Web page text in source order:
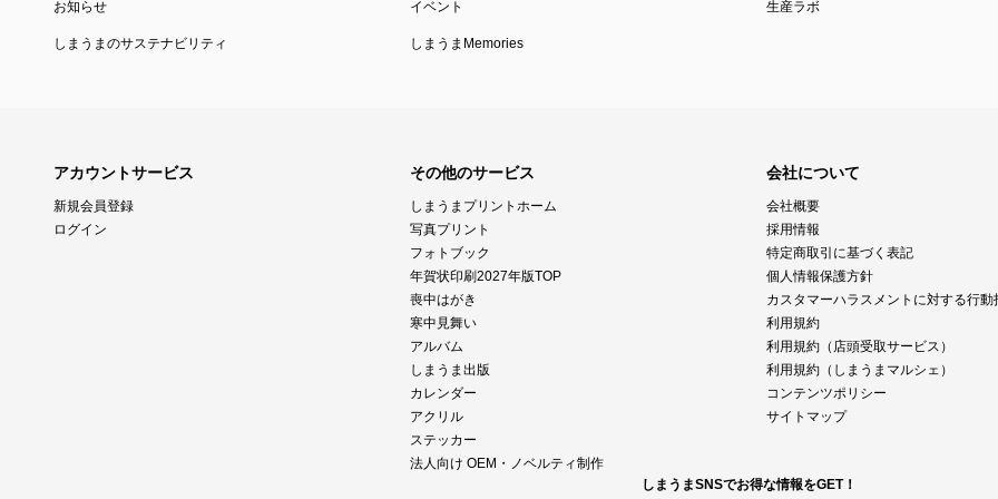
お知らせ イベント 生産ラボ
しまうまのサステナビリティ しまうまMemories
アカウントサービス
新規会員登録
ログイン
その他のサービス
しまうまプリントホーム
写真プリント
フォトブック
年賀状印刷2027年版TOP
喪中はがき
寒中見舞い
アルバム
しまうま出版
カレンダー
アクリル
ステッカー
法人向け OEM・ノベルティ制作
会社について
会社概要
採用情報
特定商取引に基づく表記
個人情報保護方針
カスタマーハラスメントに対する行動
利用規約
利用規約（店頭受取サービス）
利用規約（しまうまマルシェ）
コンテンツポリシー
サイトマップ
しまうまSNSでお得な情報をGET！